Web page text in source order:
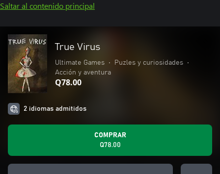
Saltar al contenido principal
True Virus
Ultimate Games • Puzles y curiosidades
•
Acción y aventura
Q78.00
2 idiomas admitidos
COMPRAR
Q78.00